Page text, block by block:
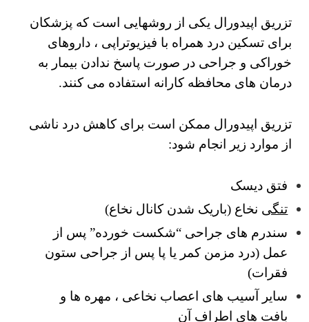
تزریق اپیدورال یکی از روشهایی است که پزشکان
برای تسکین درد همراه با فیزیوتراپی ، داروهای
خوراکی و جراحی در صورت پاسخ ندادن بیمار به
درمان های محافظه کارانه استفاده می کنند.
تزریق اپیدورال ممکن است برای کاهش درد ناشی
از موارد زیر انجام شود:
فتق دیسک
تنگی نخاع (باریک شدن کانال نخاع)
سندرم های جراحی “شکست خورده” پس از
عمل (درد مزمن کمر یا پا پس از جراحی ستون
فقرات)
سایر آسیب های اعصاب نخاعی ، مهره ها و
بافت های اطراف آن